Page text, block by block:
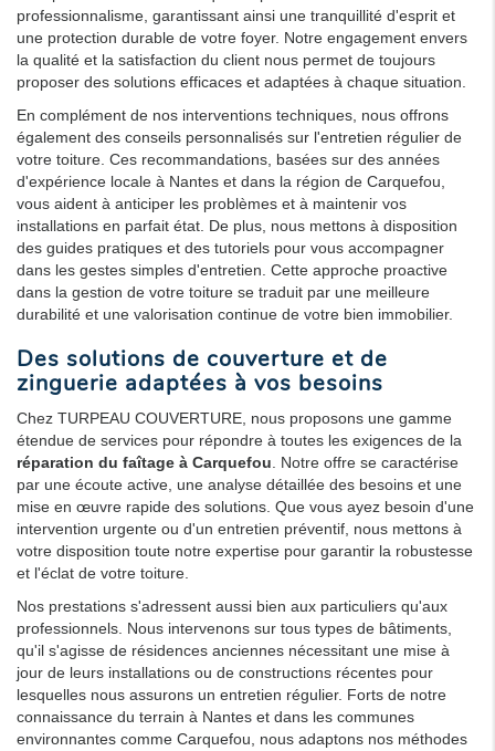
professionnalisme, garantissant ainsi une tranquillité d'esprit et
une protection durable de votre foyer. Notre engagement envers
la qualité et la satisfaction du client nous permet de toujours
proposer des solutions efficaces et adaptées à chaque situation.
En complément de nos interventions techniques, nous offrons
également des conseils personnalisés sur l'entretien régulier de
votre toiture. Ces recommandations, basées sur des années
d'expérience locale à Nantes et dans la région de Carquefou,
vous aident à anticiper les problèmes et à maintenir vos
installations en parfait état. De plus, nous mettons à disposition
des guides pratiques et des tutoriels pour vous accompagner
dans les gestes simples d'entretien. Cette approche proactive
dans la gestion de votre toiture se traduit par une meilleure
durabilité et une valorisation continue de votre bien immobilier.
Des solutions de couverture et de
zinguerie adaptées à vos besoins
Chez TURPEAU COUVERTURE, nous proposons une gamme
étendue de services pour répondre à toutes les exigences de la
réparation du faîtage à Carquefou . Notre offre se caractérise
par une écoute active, une analyse détaillée des besoins et une
mise en œuvre rapide des solutions. Que vous ayez besoin d'une
intervention urgente ou d'un entretien préventif, nous mettons à
votre disposition toute notre expertise pour garantir la robustesse
et l'éclat de votre toiture.
Nos prestations s'adressent aussi bien aux particuliers qu'aux
professionnels. Nous intervenons sur tous types de bâtiments,
qu'il s'agisse de résidences anciennes nécessitant une mise à
jour de leurs installations ou de constructions récentes pour
lesquelles nous assurons un entretien régulier. Forts de notre
connaissance du terrain à Nantes et dans les communes
environnantes comme Carquefou, nous adaptons nos méthodes